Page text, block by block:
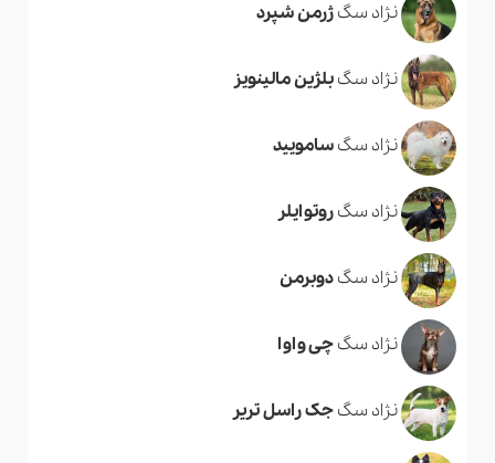
نژاد سگژرمن شپرد
نژاد سگبلژین مالینویز
نژاد سگسامویید
نژاد سگروتوایلر
نژاد سگدوبرمن
نژاد سگچی واوا
نژاد سگجک راسل تریر